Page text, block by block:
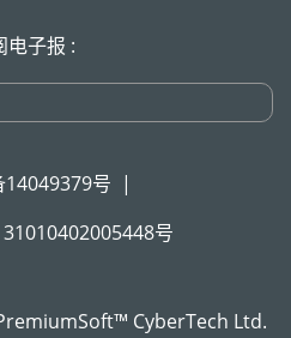
电子报 :
14049379号 |
号
CyberTech Ltd.